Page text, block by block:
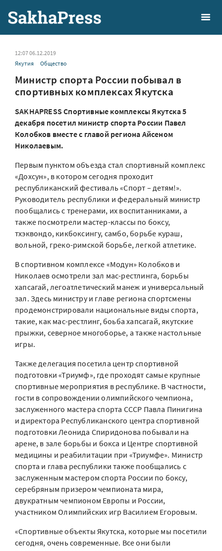
12:07 06.12.2019
Якутия
Общество
Министр спорта России побывал в
спортивных комплексах Якутска
SAKHAPRESS Спортивные комплексы Якутска 5
декабря посетил министр спорта России Павел
Колобков вместе с главой региона Айсеном
Николаевым.
Первым пунктом объезда стал спортивный комплекс
«Дохсун», в котором сегодня проходит
республиканский фестиваль «Спорт – детям!».
Руководитель республики и федеральный министр
пообщались с тренерами, их воспитанниками, а
также посмотрели мастер-классы по боксу,
тхэквондо, кикбоксингу, самбо, борьбе кураш,
вольной, греко-римской борьбе, легкой атлетике.
В спортивном комплексе «Модун» Колобков и
Николаев осмотрели зал мас-рестлинга, борьбы
хапсагай, легоатлетический манеж и универсальный
зал. Здесь министру и главе региона спортсмены
продемонстрировали национальные виды спорта,
такие, как мас-рестлинг, боьба хапсагай, якутские
прыжки, северное многоборье, а также настольные
игры.
Также делегация посетила центр спортивной
подготовки «Триумф», где проходят самые крупные
спортивные мероприятия в республике. В частности,
гости в сопровождении олимпийского чемпиона,
заслуженного мастера спорта СССР Павла Пинигина
и директора Республиканского центра спортивной
подготовки Леонида Спиридонова побывали на
арене, в зале борьбы и бокса и Центре спортивной
медицины и реабилитации при «Триумфе». Министр
спорта и глава республики также пообщались с
заслуженным мастером спорта России по боксу,
серебряным призером чемпионата мира,
двукратным чемпионом Европы и России,
участником Олимпийских игр Василием Егоровым.
«Спортивные объекты Якутска, которые мы посетили
сегодня, очень современные. Все они были